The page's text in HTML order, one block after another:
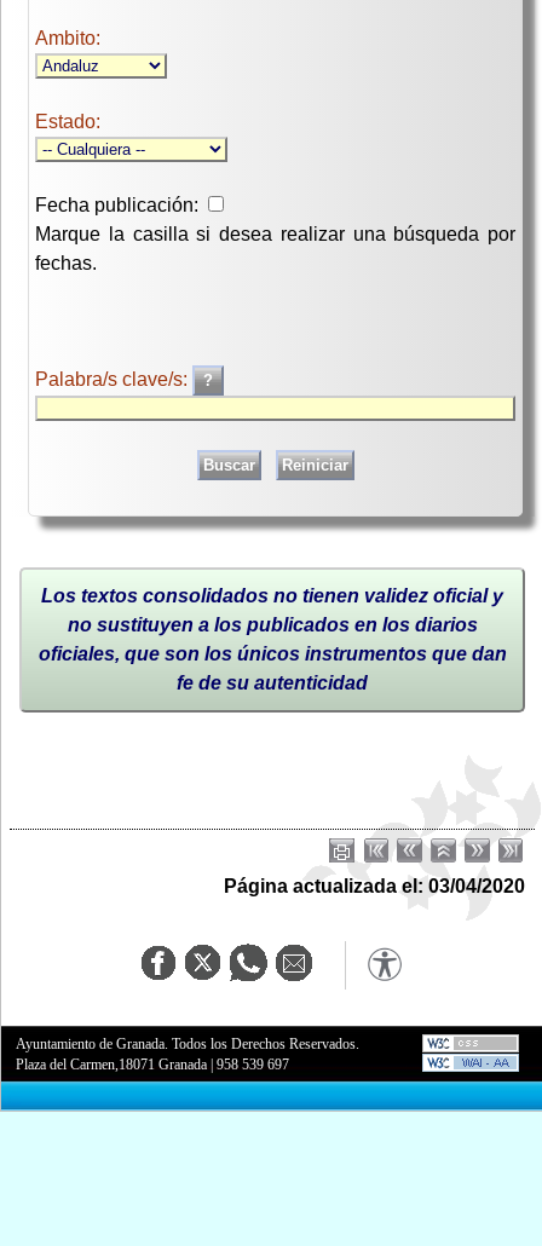
Ambito:
Estado:
Fecha publicación:
Marque la casilla si desea realizar una búsqueda por
fechas.
Palabra/s clave/s:
Los textos consolidados no tienen validez oficial y
no sustituyen a los publicados en los diarios
oficiales, que son los únicos instrumentos que dan
fe de su autenticidad
Página actualizada el: 03/04/2020
Ayuntamiento de Granada. Todos los Derechos Reservados.
Plaza del Carmen,18071 Granada |958 539 697